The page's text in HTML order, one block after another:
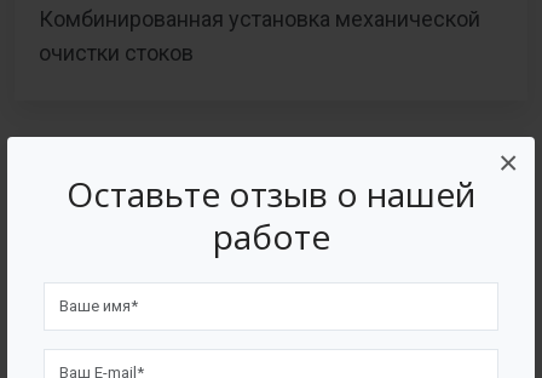
Оставьте отзыв о нашей
работе
×
Комбинированная установка механической
очистки стоков